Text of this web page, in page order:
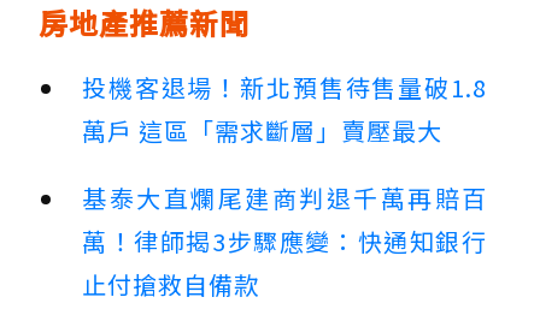
房地產推薦新聞
投機客退場！新北預售待售量破1.8
萬戶 這區「需求斷層」賣壓最大
基泰大直爛尾建商判退千萬再賠百
萬！律師揭3步驟應變：快通知銀行
止付搶救自備款